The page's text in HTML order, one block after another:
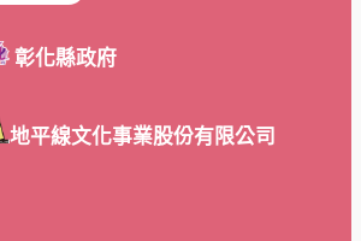
彰化縣政府
地平線文化事業股份有限公司